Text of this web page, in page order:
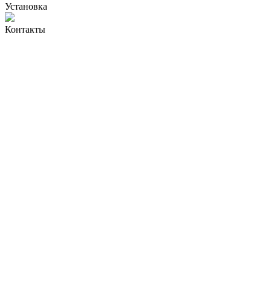
Установка
Контакты